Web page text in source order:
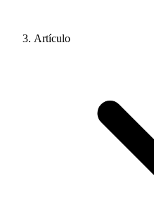
Artículo